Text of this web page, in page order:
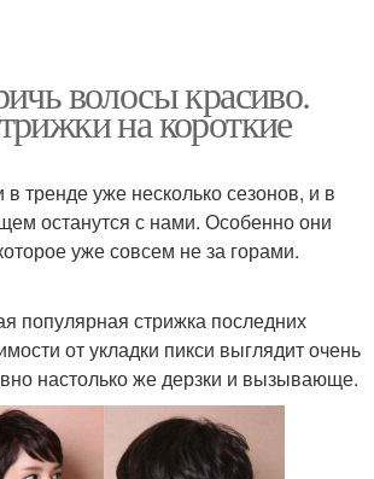
волосы красиво.
на короткие
в тренде уже несколько сезонов, и в
останутся с нами. Особенно они
уже совсем не за горами.
популярная стрижка последних
от укладки пикси выглядит очень
настолько же дерзки и вызывающе.